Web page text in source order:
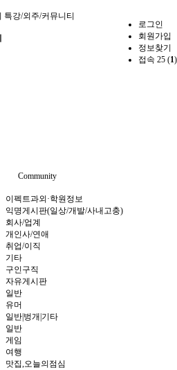
로그인
회원가입
정보찾기
접속 25 (1)
특강/외주/커뮤니티
Community
이펙트과외·학원정보
익명게시판(일상/개발/사내고충)
회사/업계
개인사/연애
취업/이직
기타
구인구직
자유게시판
일반
유머
일반|벙개|기타
일반
게임
여행
맛집,오늘의점심